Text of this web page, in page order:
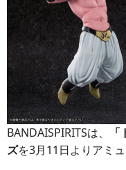
BANDAISPIRITSは、
ズを3月11日よりアミ